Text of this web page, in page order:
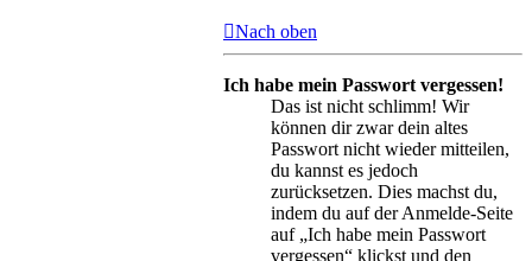
Nach oben
Ich habe mein Passwort vergessen!
Das ist nicht schlimm! Wir
können dir zwar dein altes
Passwort nicht wieder mitteilen,
du kannst es jedoch
zurücksetzen. Dies machst du,
indem du auf der Anmelde-Seite
auf „Ich habe mein Passwort
vergessen“ klickst und den